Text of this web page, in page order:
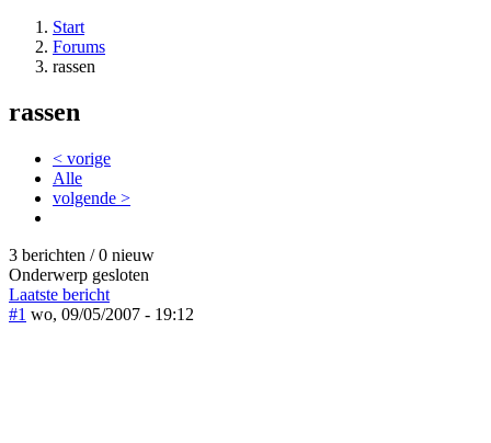
Start
Forums
rassen
rassen
< vorige
Alle
volgende >
3 berichten / 0 nieuw
Onderwerp gesloten
Laatste bericht
#1 wo, 09/05/2007 - 19:12